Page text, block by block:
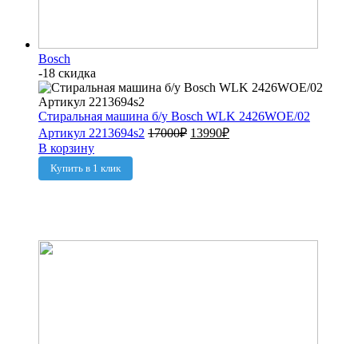
Bosch
-18 скидка
Стиральная машина б/у Bosch WLK 2426WOE/02
Артикул 2213694s2 17000₽ 13990₽
В корзину
Купить в 1 клик